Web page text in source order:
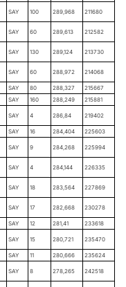
SAY 100 289,968 211680
SAY 60 289,613 212582
SAY 130 289,124 213730
SAY 60 288,972 214068
SAY 80 288,327
215667
SAY 160 288,249
215881
SAY 4 286,84 219402
SAY 16 284,404
225603
SAY 9 284,268 225994
SAY 4 284,144 226335
SAY 18 283,564 227869
SAY 17 282,668 230278
SAY 12 281,41
233618
SAY 15 280,721 235470
SAY 11 280,666
235624
SAY 8 278,265 242518